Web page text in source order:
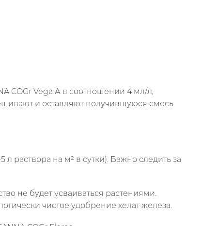
COGr Vega А в соотношении 4 мл/л,
и оставляют получившуюся смесь
раствора на м² в сутки). Важно следить за
не будет усваиваться растениями.
чистое удобрение хелат железа.